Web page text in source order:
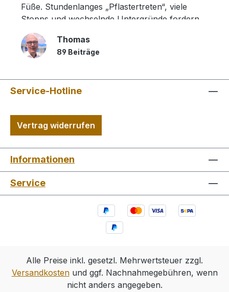
Füße. Stundenlanges „Pflastertreten“, viele
Stopps und wechselnde Untergründe fordern
das Schuhwerk richtig heraus.
Thomas
89 Beiträge
Service-Hotline
Vertrag widerrufen
Informationen
Service
Alle Preise inkl. gesetzl. Mehrwertsteuer zzgl.
Versandkostenund ggf. Nachnahmegebühren, wenn
nicht anders angegeben.